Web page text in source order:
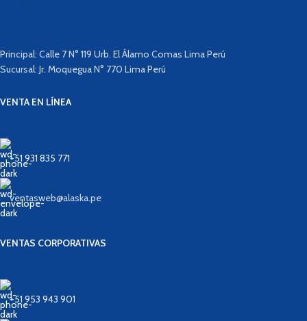
Principal: Calle 7 N° 119 Urb. El Álamo Comas Lima Perú
Sucursal: Jr. Moquegua N° 770 Lima Perú
VENTA EN LÍNEA
+51 931 835 771
ventasweb@alaska.pe
VENTAS CORPORATIVAS
+51 953 943 901